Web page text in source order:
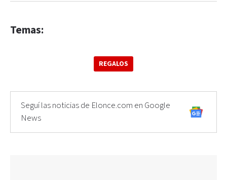
Temas:
REGALOS
Seguí las noticias de Elonce.com en Google
News